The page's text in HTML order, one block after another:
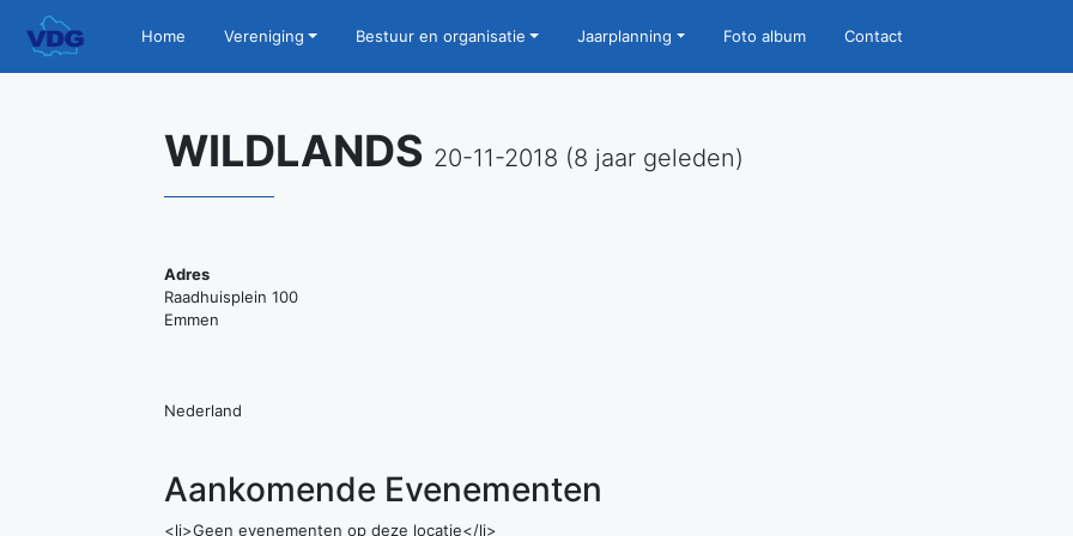
Home Vereniging Bestuur en organisatie Jaarplanning Foto album Contact
WILDLANDS 20-11-2018 (8 jaar geleden)
Adres
Raadhuisplein 100
Emmen
Nederland
Aankomende Evenementen
<li>Geen evenementen op deze locatie</li>